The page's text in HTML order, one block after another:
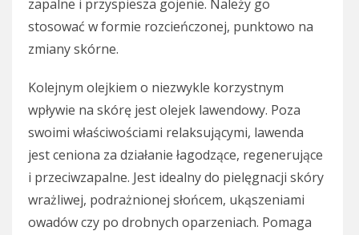
zapalne i przyspiesza gojenie. Należy go
stosować w formie rozcieńczonej, punktowo na
zmiany skórne.
Kolejnym olejkiem o niezwykle korzystnym
wpływie na skórę jest olejek lawendowy. Poza
swoimi właściwościami relaksującymi, lawenda
jest ceniona za działanie łagodzące, regenerujące
i przeciwzapalne. Jest idealny do pielęgnacji skóry
wrażliwej, podrażnionej słońcem, ukąszeniami
owadów czy po drobnych oparzeniach. Pomaga